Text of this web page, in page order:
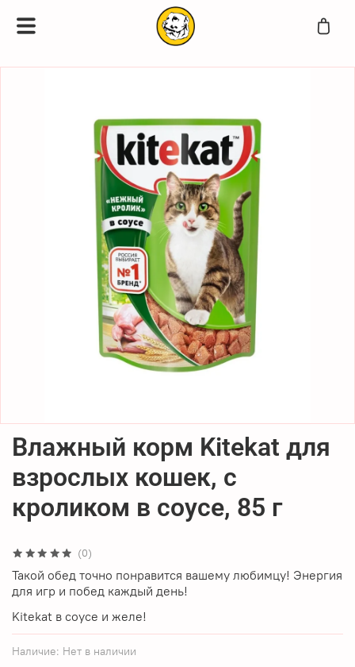
(0)
Наличие: Нет в наличии
Влажный корм Kitekat для
взрослых кошек, с
кроликом в соусе, 85 г
Такой обед точно понравится вашему любимцу! Энергия
для игр и побед каждый день!
Kitekat в соусе и желе!